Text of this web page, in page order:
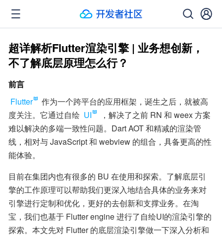
超详解析Flutter渲染引擎 | 业务想创新，
不了解底层原理怎么行？
前言
Flutter
作为一个跨平台的应用框架，诞生之后，就被高
度关注。它通过自绘 UI
，解决了之前 RN 和 weex 方案
难以解决的多端一致性问题。Dart AOT 和精减的渲染管
线，相对与 JavaScript 和 webview 的组合，具备更高的性
能体验。
目前在集团内也有很多的 BU 在使用和探索。了解底层引
擎的工作原理可以帮助我们更深入地结合具体的业务来对
引擎进行定制和优化，更好的去创新和支撑业务。在淘
宝，我们也基于 Flutter engine 进行了自绘UI的渲染引擎的
探索。本文先对 Flutter 的底层渲染引擎做一下深入分析和